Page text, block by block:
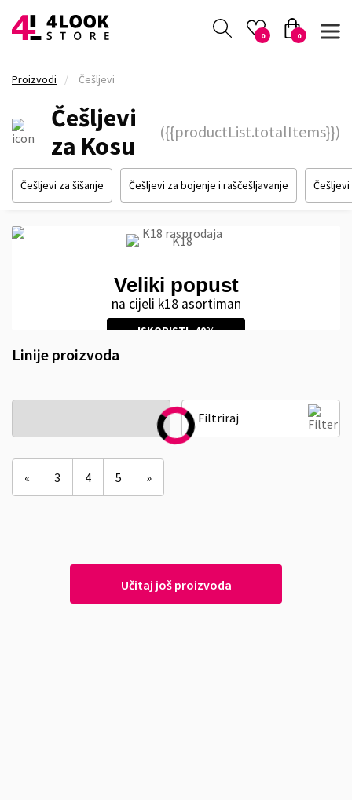
0 0
Proizvodi Češljevi
Češljevi
za Kosu
({{productList.totalItems}})
Češljevi za šišanje Češljevi za bojenje i raščešljavanje
Veliki popust
na cijeli k18 asortiman
ISKORISTI -40%
Linije proizvoda
Filtriraj
« 3 4 5 »
Učitaj još proizvoda